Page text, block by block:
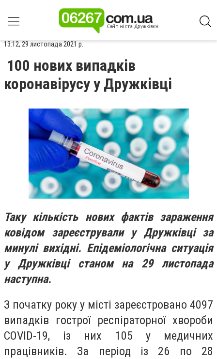
13:12, 29 листопада 2021 р.
100 нових випадків
коронавірусу у Дружківці
Таку кількість нових фактів зараження
ковідом зареєстрували у Дружківці за
минулі вихідні. Епідеміологічна ситуація
у Дружківці станом на 29 листопада
наступна.
З початку року у місті зареєстровано 4097
випадків гострої респіраторної хвороби
CОVID-19, із них 105 у медичних
працівників. За період із 26 по 28